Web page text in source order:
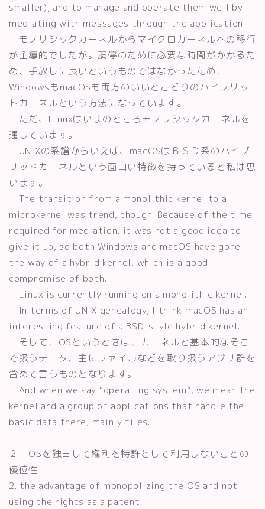
smaller), and to manage and operate them well by
mediating with messages through the application.
モノリシックカーネルからマイクロカーネルへの移行
が主導的でしたが。調停のために必要な時間がかかるた
め、手放しに良いというものではなかったため、
WindowsもmacOSも両方のいいとこどりのハイブリッ
トカーネルという方法になっています。
ただ、Linuxはいまのところモノリシックカーネルを
通しています。
UNIXの系譜からいえば、macOSはＢＳＤ系のハイブ
リッドカーネルという面白い特徴を持っていると私は思
います。
The transition from a monolithic kernel to a
microkernel was trend, though. Because of the time
required for mediation, it was not a good idea to
give it up, so both Windows and macOS have gone
the way of a hybrid kernel, which is a good
compromise of both.
Linux is currently running on a monolithic kernel.
In terms of UNIX genealogy, I think macOS has an
interesting feature of a BSD-style hybrid kernel.
そして、OSというときは、カーネルと基本的なそこ
で扱うデータ、主にファイルなどを取り扱うアプリ群を
含めて言うものとなります。
And when we say “operating system”, we mean the
kernel and a group of applications that handle the
basic data there, mainly files.
２．OSを独占して権利を特許として利用しないことの
優位性
2. the advantage of monopolizing the OS and not
using the rights as a patent